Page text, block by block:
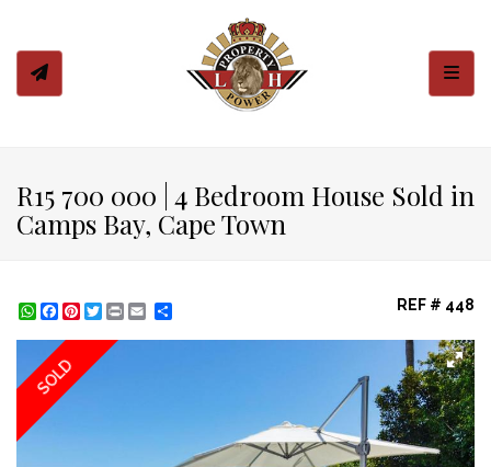
R15 700 000 | 4 Bedroom House Sold in
Camps Bay, Cape Town
WhatsApp
Facebook
Pinterest
Twitter
Print REF # 448
SOLD